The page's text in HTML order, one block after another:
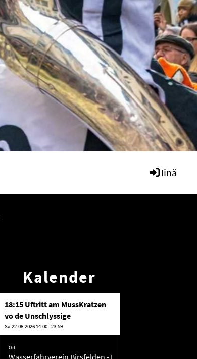
Iinä
Kalender
18:15 Uftritt am MussKratzen
vo de Unschlyssige
Sa 22.08.2026 14:00 - 23:59
Ort
Wasserfahrverein Birsfelden - Hofstr. 98, 4127